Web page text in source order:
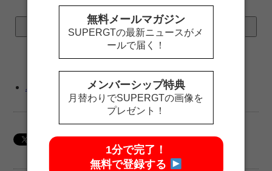
パスワードをお忘れですか ?
無料メールマガジン
SUPERGTの最新ニュースがメ
ールで届く！
メンバーシップ特典
月替わりでSUPERGTの画像を
プレゼント！
1分で完了！
無料で登録する